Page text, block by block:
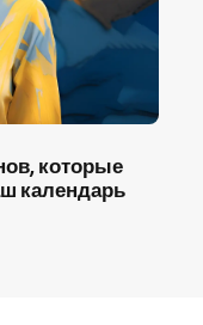
которые
календарь